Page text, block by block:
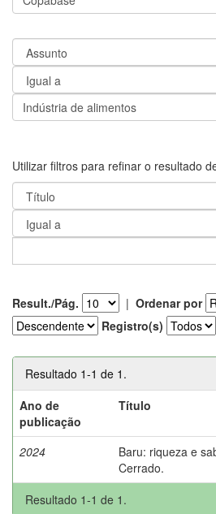
Utilizar filtros para refinar o resultado
Result./Pág. | Ordenar por
Registro(s)
Resultado 1-1 de 1.
Ano de
publicação
Título
2024
Baru: riqueza e
Cerrado.
Resultado 1-1 de 1.